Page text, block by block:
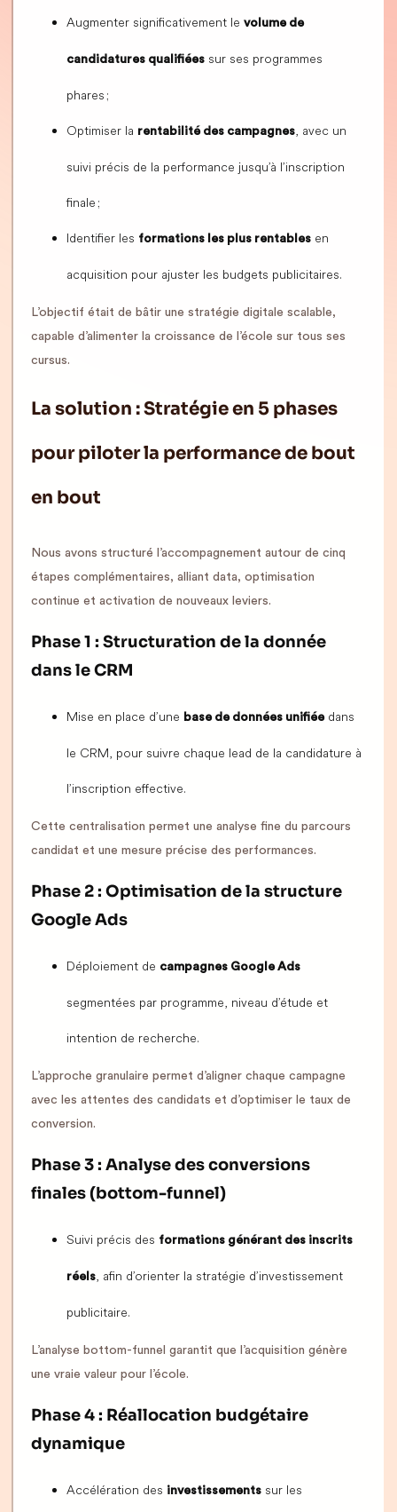
Augmenter significativement le volume de
candidatures qualifiées sur ses programmes
phares ;
Optimiser la rentabilité des campagnes, avec un
suivi précis de la performance jusqu’à l’inscription
finale ;
Identifier les formations les plus rentables en
acquisition pour ajuster les budgets publicitaires.
L’objectif était de bâtir une stratégie digitale scalable,
capable d’alimenter la croissance de l’école sur tous ses
cursus.
La solution : Stratégie en 5 phases
pour piloter la performance de bout
en bout
Nous avons structuré l’accompagnement autour de cinq
étapes complémentaires, alliant data, optimisation
continue et activation de nouveaux leviers.
Phase 1 : Structuration de la donnée
dans le CRM
Mise en place d’une base de données unifiéedans
le CRM, pour suivre chaque lead de la candidature à
l’inscription effective.
Cette centralisation permet une analyse fine du parcours
candidat et une mesure précise des performances.
Phase 2 : Optimisation de la structure
Google Ads
Déploiement de campagnes Google Ads
segmentées par programme, niveau d’étude et
intention de recherche.
L’approche granulaire permet d’aligner chaque campagne
avec les attentes des candidats et d’optimiser le taux de
conversion.
Phase 3 : Analyse des conversions
finales (bottom-funnel)
Suivi précis des formations générant des inscrits
réels, afin d’orienter la stratégie d’investissement
publicitaire.
L’analyse bottom-funnel garantit que l’acquisition génère
une vraie valeur pour l’école.
Phase 4 : Réallocation budgétaire
dynamique
Accélération des investissements sur les